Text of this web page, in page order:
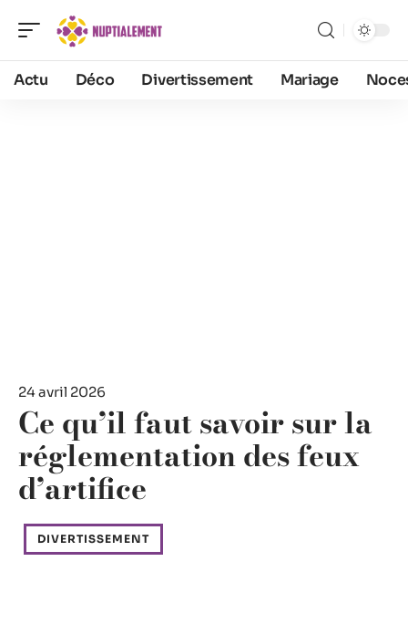
Actu Déco Divertissement Mariage
24 avril 2026
Ce qu’il faut savoir sur la
réglementation des feux
d’artifice
DIVERTISSEMENT